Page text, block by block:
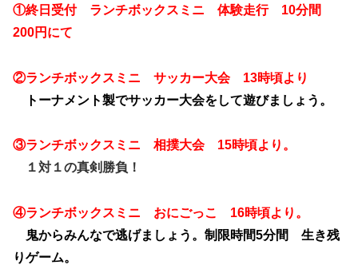
①終日受付 ランチボックスミニ 体験走行 10分間
200円にて
②ランチボックスミニ サッカー大会 13時頃より
トーナメント製でサッカー大会をして遊びましょう。
③ランチボックスミニ 相撲大会 15時頃より。
１対１の真剣勝負！
④ランチボックスミニ おにごっこ 16時頃より。
鬼からみんなで逃げましょう。制限時間5分間 生き残
りゲーム。